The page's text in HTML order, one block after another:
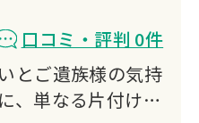
口コミ・評判 0件
とご遺族様の気持
、単なる片付けで